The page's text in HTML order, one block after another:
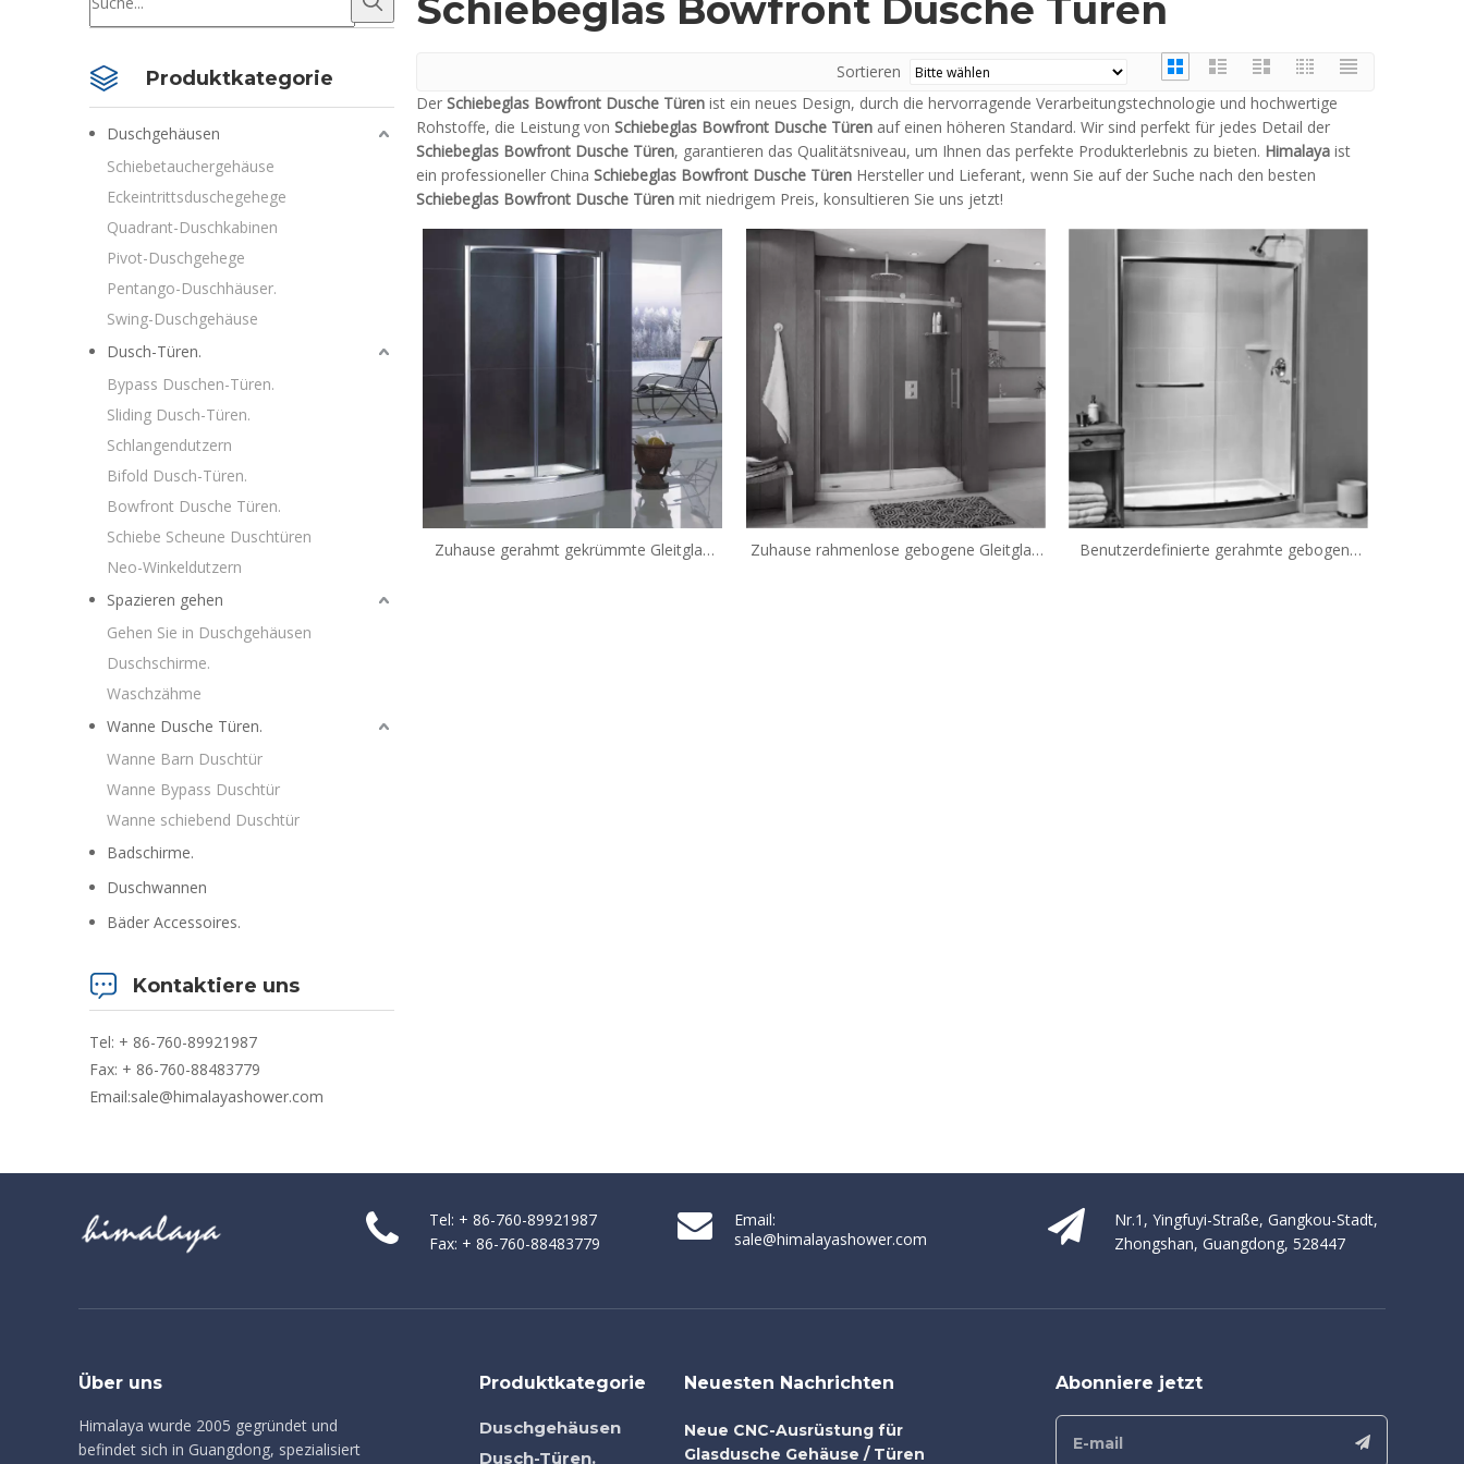
Produktkategorie
Duschgehäusen
Schiebetauchergehäuse
Eckeintrittsduschegehege
Quadrant-Duschkabinen
Pivot-Duschgehege
Pentango-Duschhäuser.
Swing-Duschgehäuse
Dusch-Türen.
Bypass Duschen-Türen.
Sliding Dusch-Türen.
Schlangendutzern
Bifold Dusch-Türen.
Bowfront Dusche Türen.
Schiebe Scheune Duschtüren
Neo-Winkeldutzern
Spazieren gehen
Gehen Sie in Duschgehäusen
Duschschirme.
Waschzähme
Wanne Dusche Türen.
Wanne Barn Duschtür
Wanne Bypass Duschtür
Wanne schiebend Duschtür
Badschirme.
Duschwannen
Bäder Accessoires.
Kontaktiere uns
Tel: + 86-760-89921987
Fax: + 86-760-88483779
Email:sale@himalayashower.com
Schiebeglas Bowfront Dusche Türen
Sortieren
Der Schiebeglas Bowfront Dusche Türen ist ein neues Design, durch die hervorragende Verarbeitungstechnologie und hochwertige
Rohstoffe, die Leistung von Schiebeglas Bowfront Dusche Türen auf einen höheren Standard. Wir sind perfekt für jedes Detail der
Schiebeglas Bowfront Dusche Türen, garantieren das Qualitätsniveau, um Ihnen das perfekte Produkterlebnis zu bieten. Himalaya ist
ein professioneller China Schiebeglas Bowfront Dusche Türen Hersteller und Lieferant, wenn Sie auf der Suche nach den besten
Schiebeglas Bowfront Dusche Türen mit niedrigem Preis, konsultieren Sie uns jetzt!
Zuhause gerahmt gekrümmte Gleitglas
Zuhause rahmenlose gebogene Gleitglas
Benutzerdefinierte gerahmte gebogene
Tel: + 86-760-89921987
Fax: + 86-760-88483779
Email:
sale@himalayashower.com
Nr.1, Yingfuyi-Straße, Gangkou-Stadt,
Zhongshan, Guangdong, 528447
Über uns
Himalaya wurde 2005 gegründet und
befindet sich in Guangdong, spezialisiert
Produktkategorie
Duschgehäusen
Dusch-Türen.
Neuesten Nachrichten
Neue CNC-Ausrüstung für
Glasdusche Gehäuse / Türen
Abonniere jetzt